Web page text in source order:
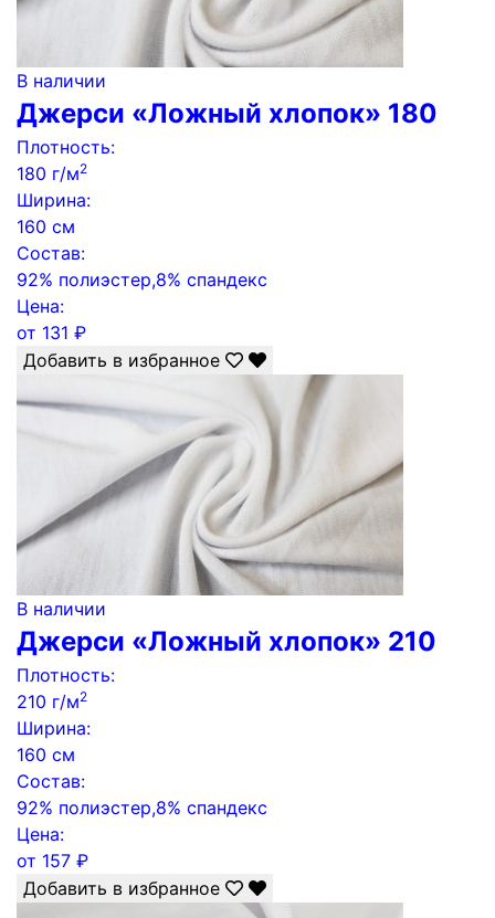
В наличии
Джерси «Ложный хлопок» 180
Плотность:
180 г/м2
Ширина:
160 см
Состав:
92% полиэстер,8% спандекс
Цена:
от 131 ₽
Добавить в избранное
В наличии
Джерси «Ложный хлопок» 210
Плотность:
210 г/м2
Ширина:
160 см
Состав:
92% полиэстер,8% спандекс
Цена:
от 157 ₽
Добавить в избранное